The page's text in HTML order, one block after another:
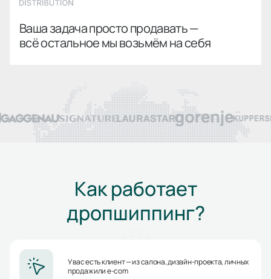
Ваша задача просто продавать —
всё остальное мы возьмём на себя
Как работает
дропшиппинг?
У вас есть клиент — из салона, дизайн-проекта, личных
продаж или e-com